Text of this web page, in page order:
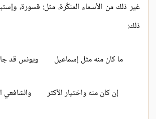
غير ذلك من الأسماء المنكَّرة، مثل: قسورة،
ذلك:
ما كان منه مثل إسماعيل ويونس قد
إن كان منه واختيار الأكثر والشافعي